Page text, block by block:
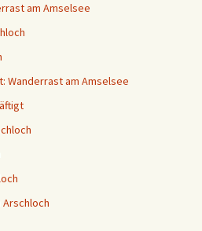
am Amselsee
Wanderrast am Amselsee